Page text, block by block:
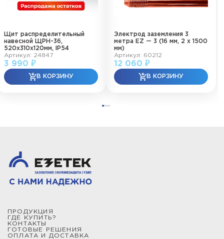
Щит распределительный
навесной ЩРН-36,
520х310х120мм, IP54
Артикул: 24847
3 990 ₽
Электрод заземления 3
метра EZ — 3 (16 мм, 2 х 1500
мм)
Артикул: 60212
12 060 ₽
ПРОДУКЦИЯ
ГДЕ КУПИТЬ?
КОНТАКТЫ
ГОТОВЫЕ РЕШЕНИЯ
ОПЛАТА И ДОСТАВКА